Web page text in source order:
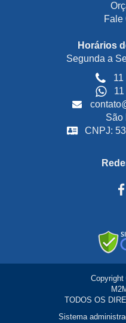
Fale
Horários
Segunda a
11
São
CNPJ:
TODOS OS
Sistema